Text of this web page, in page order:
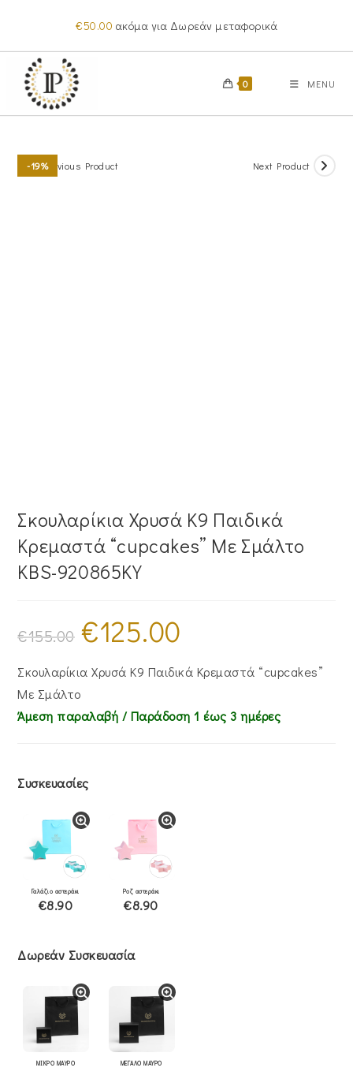
content
€50.00 ακόμα για Δωρεάν μεταφορικά
0 MENU
-19%Previous Product Next Product
Σκουλαρίκια Χρυσά Κ9 Παιδικά
Κρεμαστά “cupcakes” Με Σμάλτο
KBS-920865KY
€155.00
Original
price
was:
€125.00
€125.00.
Σκουλαρίκια Χρυσά Κ9 Παιδικά Κρεμαστά “cupcakes”
Με Σμάλτο
Άμεση παραλαβή / Παράδoση 1 έως 3 ημέρες
Συσκευασίες
Γαλάζιο αστεράκι
€8.90
Ροζ αστεράκι
€8.90
Δωρεάν Συσκευασία
ΜΙΚΡΟ ΜΑΥΡΟ ΜΕΓΑΛΟ ΜΑΥΡΟ